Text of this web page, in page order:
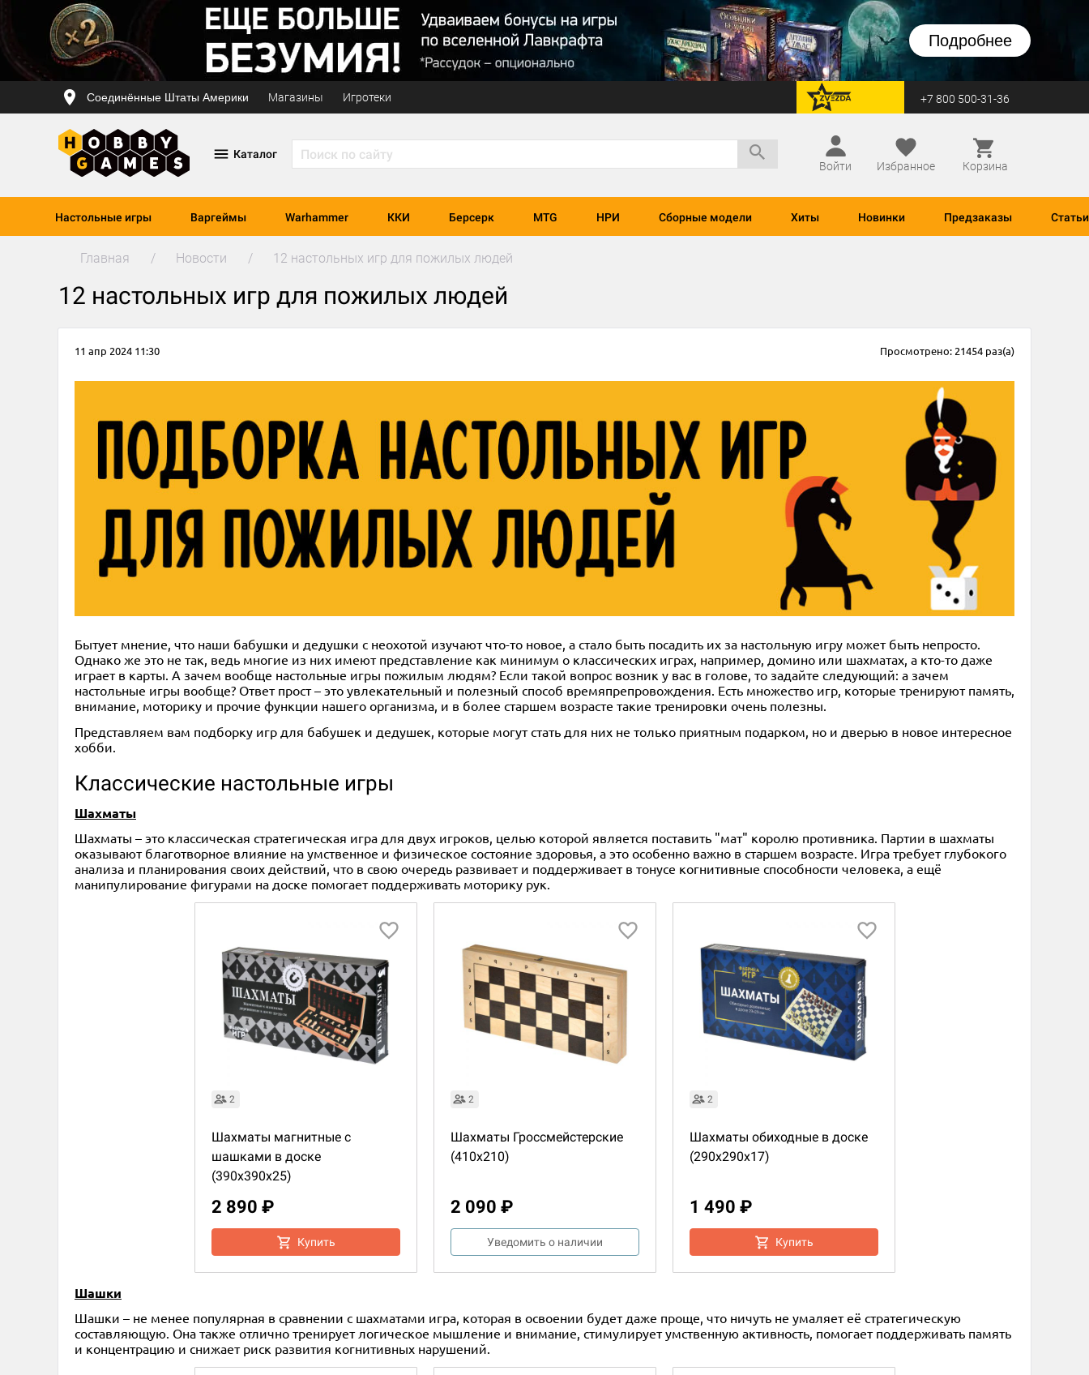
Подробнее
Соединённые Штаты Америки Магазины Игротеки перейти на Zvezda +7 800 500-31-36
Каталог
Войти
Избранное Корзина
Настольные игры Варгеймы Warhammer ККИ Берсерк MTG НРИ Сборные модели Хиты Новинки Предзаказы Статьи
Главная Новости 12 настольных игр для пожилых людей
12 настольных игр для пожилых людей
11 апр 2024 11:30 Просмотрено: 21454 раз(а)
Бытует мнение, что наши бабушки и дедушки с неохотой изучают что-то новое, а стало быть посадить их за настольную игру может быть непросто.
Однако же это не так, ведь многие из них имеют представление как минимум о классических играх, например, домино или шахматах, а кто-то даже
играет в карты. А зачем вообще настольные игры пожилым людям? Если такой вопрос возник у вас в голове, то задайте следующий: а зачем
настольные игры вообще? Ответ прост – это увлекательный и полезный способ времяпрепровождения. Есть множество игр, которые тренируют память,
внимание, моторику и прочие функции нашего организма, и в более старшем возрасте такие тренировки очень полезны.
Представляем вам подборку игр для бабушек и дедушек, которые могут стать для них не только приятным подарком, но и дверью в новое интересное
хобби.
Классические настольные игры
Шахматы
Шахматы – это классическая стратегическая игра для двух игроков, целью которой является поставить "мат" королю противника. Партии в шахматы
оказывают благотворное влияние на умственное и физическое состояние здоровья, а это особенно важно в старшем возрасте. Игра требует глубокого
анализа и планирования своих действий, что в свою очередь развивает и поддерживает в тонусе когнитивные способности человека, а ещё
манипулирование фигурами на доске помогает поддерживать моторику рук.
2
Шахматы магнитные с
шашками в доске
(390x390x25)
2 890 ₽
Купить
2
Шахматы Гроссмейстерские
(410x210)
2 090 ₽
Уведомить о наличии
2
Шахматы обиходные в доске
(290x290x17)
1 490 ₽
Купить
Шашки
Шашки – не менее популярная в сравнении с шахматами игра, которая в освоении будет даже проще, что ничуть не умаляет её стратегическую
составляющую. Она также отлично тренирует логическое мышление и внимание, стимулирует умственную активность, помогает поддерживать память
и концентрацию и снижает риск развития когнитивных нарушений.